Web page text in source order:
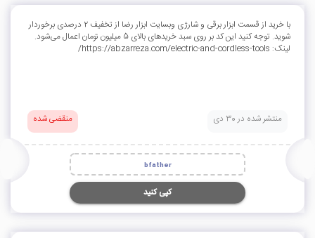
با خرید از قسمت ابزار برقی و شارژی وبسایت ابزار رضا از تخفیف 2 درصدی برخوردار
شوید. توجه کنید این کد بر روی سبد خریدهای بالای 5 میلیون تومان اعمال می‌شود.
لینک: https://abzarreza.com/electric-and-cordless-tools/
منتشر شده در 30 دی منقضی شده
bfather
کپی کنید